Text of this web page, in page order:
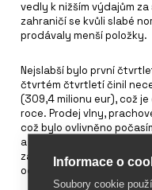
vedly k nižším výdajům
zahraničí se kvůli slabé
prodávaly menší položky.
Nejslabší bylo první
čtvrtém čtvrtletí činil
(309,4 milionu eur), což je
roce. Prodej vlny,
což bylo ovlivněno
a chladné, zatímco v roce
zasněžená. Ve čtvrtém
oděvů a obuv, zvýšil se
Informace o
Soubory cookie